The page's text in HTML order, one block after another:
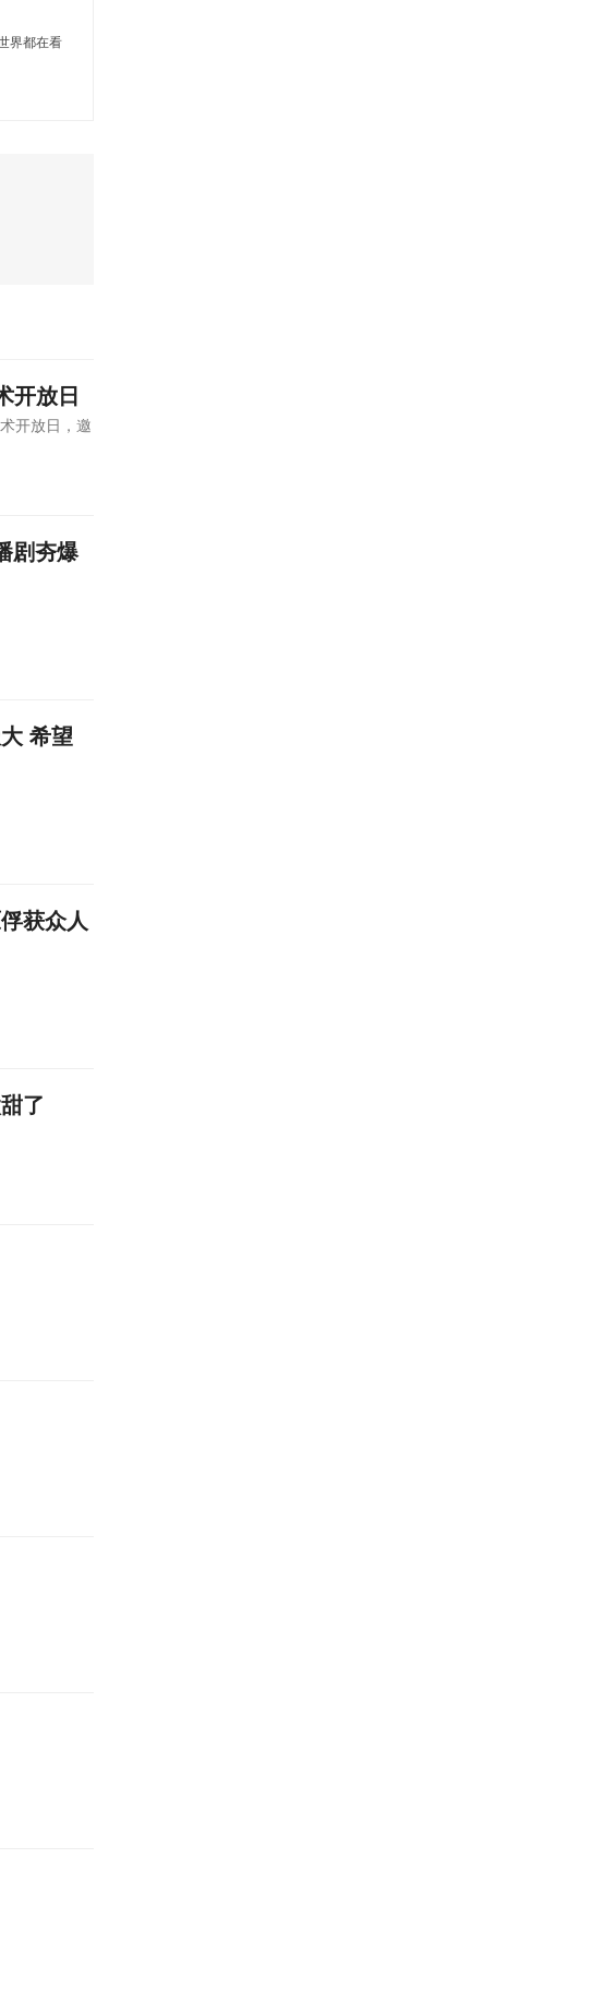
界都在看
开放日
开放日，邀
剧夯爆
希望
获众人
了